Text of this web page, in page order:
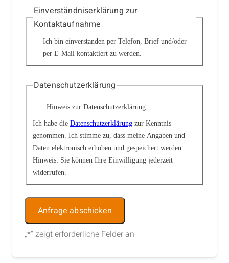
„*“ zeigt erforderliche Felder an
Einverständniserklärung zur
Kontaktaufnahme
Ich bin einverstanden per Telefon, Brief und/oder
per E-Mail kontaktiert zu werden.
Datenschutzerklärung
Hinweis zur Datenschutzerklärung
Ich habe die Datenschutzerklärung zur Kenntnis
genommen. Ich stimme zu, dass meine Angaben und
Daten elektronisch erhoben und gespeichert werden.
Hinweis: Sie können Ihre Einwilligung jederzeit
widerrufen.